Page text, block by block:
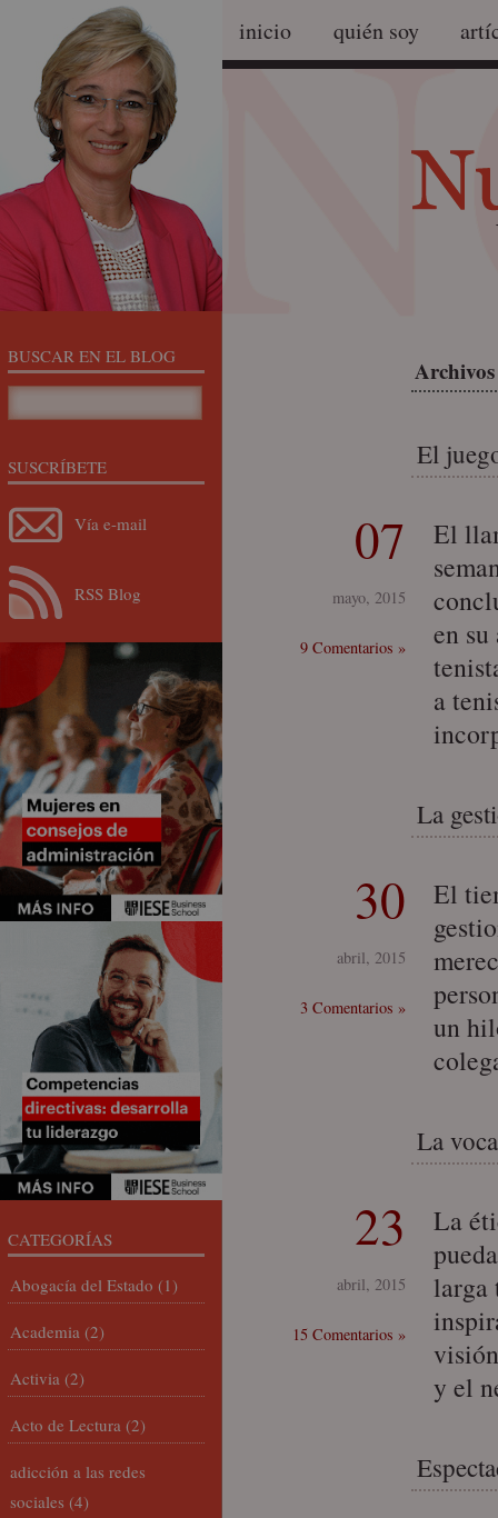
inicio quién soy
El
07
mayo, 2015
9 Comentarios »
El
en
a
La
30
abril, 2015
3 Comentarios »
El
un
La
23
abril, 2015
15 Comentarios »
La
larga
y el
BUSCAR EN EL BLOG
SUSCRÍBETE
Vía e-mail
RSS Blog
CATEGORÍAS
Abogacía del Estado (1)
Academia (2)
Activia (2)
Acto de Lectura (2)
adicción a las redes
sociales (4)